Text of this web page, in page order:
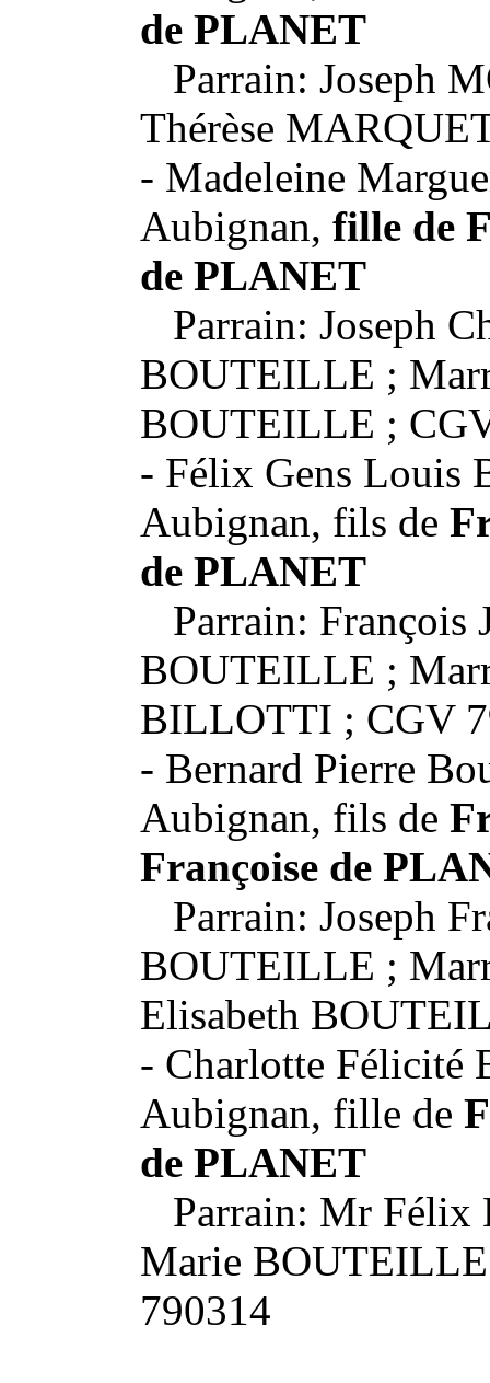
de PLANET
Parrain: Joseph
Thérèse
- Madeleine
Aubignan, fille de
de PLANET
Parrain: Joseph
BOUTEILLE ;
BOUTEILLE ;
- Félix Gens Louis
Aubignan, fils de
de PLANET
Parrain: François
BOUTEILLE ;
BILLOTTI ; CGV
- Bernard Pierre
Aubignan, fils de
Françoise de
Parrain: Joseph
BOUTEILLE ;
Elisabeth
- Charlotte Félicité
Aubignan, fille de
de PLANET
Parrain: Mr Félix
Marie
790314